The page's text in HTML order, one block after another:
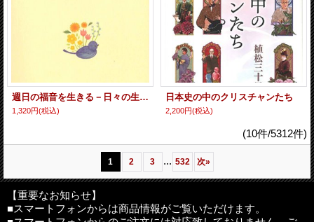
週日の福音を生きる－日々の生活をみことばとともに－［待降節・降誕節・年間（四旬節前まで）］
1,320円(税込)
日本史の中のクリスチャンたち
2,200円(税込)
(10件/5312件)
1 2 3 ... 532 次»
【重要なお知らせ】
■スマートフォンからは商品情報がご覧いただけます。